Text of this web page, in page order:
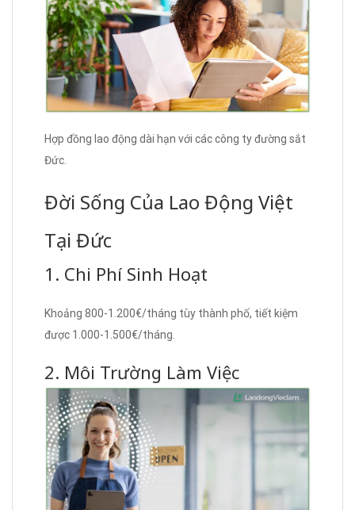
Hợp đồng lao động dài hạn với các công ty đường sắt
Đức.
Đời Sống Của Lao Động Việt
Tại Đức
1. Chi Phí Sinh Hoạt
Khoảng 800-1.200€/tháng tùy thành phố, tiết kiệm
được 1.000-1.500€/tháng.
2. Môi Trường Làm Việc